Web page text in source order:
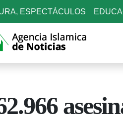
ESPECTÁCULOS